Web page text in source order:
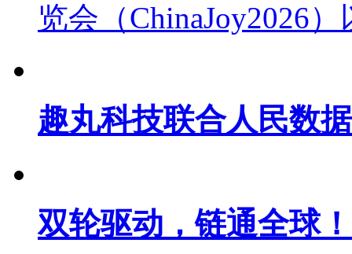
览会（ChinaJoy2026
趣丸科技联合人民数
双轮驱动，链通全球